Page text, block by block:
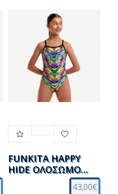
FUNKITA HAPPY
HIDE ΟΛΟΣΩΜΟ
43,00€